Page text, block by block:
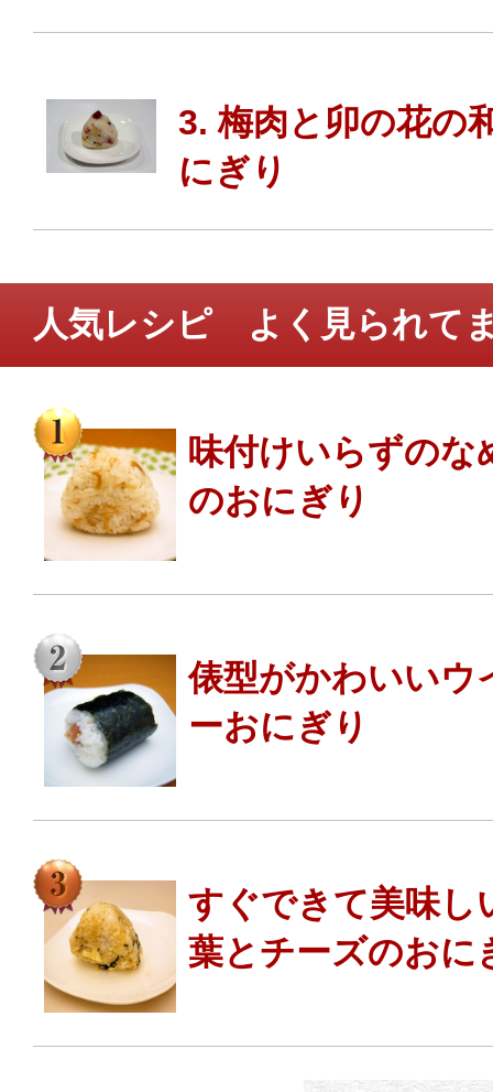
3. 梅肉と卯の花の
にぎり
人気レシピ よく見られて
味付けいらずのな
のおにぎり
俵型がかわいいウ
ーおにぎり
すぐできて美味し
葉とチーズのおに